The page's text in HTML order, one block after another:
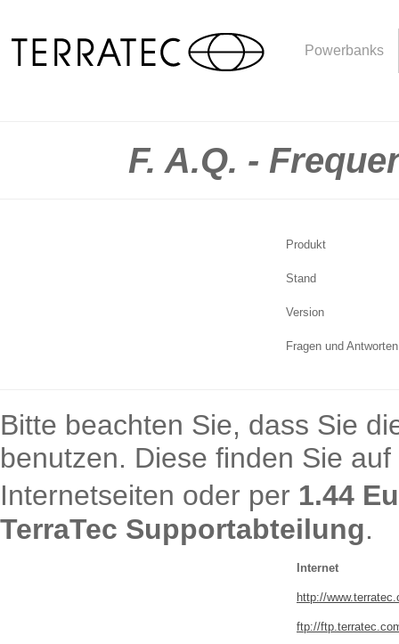
Powerbanks
F. A.Q. -
Produkt
Stand
Version
Fragen und Antworten
Bitte beachten Sie, dass Sie
benutzen. Diese finden Sie
Internetseiten oder per 1.44
TerraTec Supportabteilung.
Internet
http://
ftp://